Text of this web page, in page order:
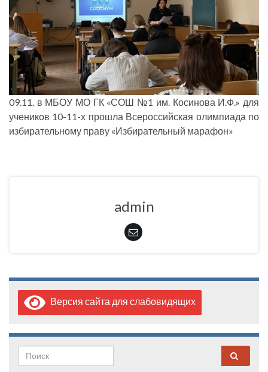
09.11. в МБОУ МО ГК «СОШ №1 им. Косинова И.Ф.» для
учеников 10-11-х прошла Всероссийская олимпиада по
избирательному праву «Избирательный марафон»
admin
Версия сайта для слабовидящих
Search for: